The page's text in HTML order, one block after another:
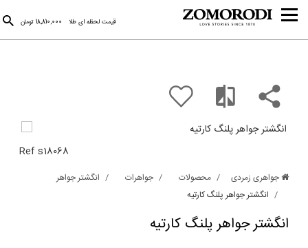
قیمت لحظه ای طلا 18,810,000 تومان
Ref s18068
جواهری زمردی محصولات جواهرات
انگشتر جواهر
انگشتر جواهر پلنگ کارتیه
انگشتر جواهر پلنگ کارتیه